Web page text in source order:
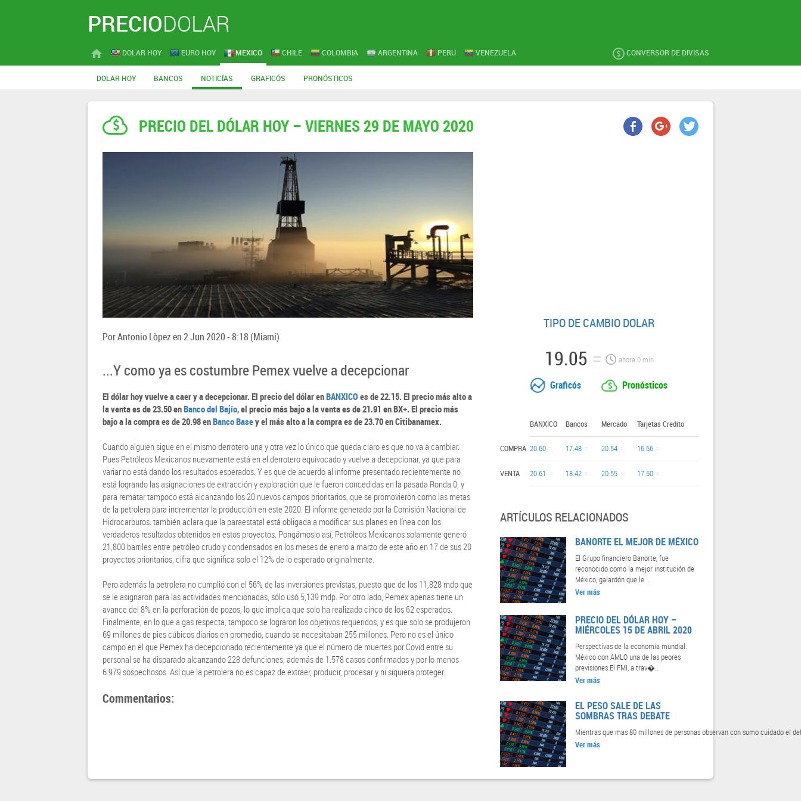
PRECIODOLAR
DOLAR HOY EURO HOY MEXICO CHILE COLOMBIA ARGENTINA PERU VENEZUELA CONVERSOR DE DIVISAS
DOLAR HOY BANCOS NOTICÍAS GRAFICÓS PRONÓSTICOS
PRECIO DEL DÓLAR HOY – VIERNES 29 DE MAYO 2020
PorAntonio Lòpezen2 Jun 2020 - 8:18 (Miami)
...Y como ya es costumbre Pemex vuelve a decepcionar
El dólar hoy vuelve a caer y a decepcionar. El precio del dólar enBANXICO es de 22.15. El precio más alto a
la venta es de 23.50 enBanco del Bajío, el precio más bajo a la venta es de 21.91 en BX+. El precio más
bajo a la compra es de 20.98 enBanco Basey el más alto a la compra es de 23.70 en Citibanamex.
Cuando alguien sigue en el mismo derrotero una y otra vez lo único que queda claro es que no va a cambiar.
Pues Petróleos Mexicanos nuevamente está en el derrotero equivocado y vuelve a decepcionar, ya que para
variar no está dando los resultados esperados. Y es que de acuerdo al informe presentado recientemente no
está logrando las asignaciones de extracción y exploración que le fueron concedidas en la pasada Ronda 0, y
para rematar tampoco está alcanzando los 20 nuevos campos prioritarios, que se promovieron como las metas
de la petrolera para incrementar la producción en este 2020. El informe generado por la Comisión Nacional de
Hidrocarburos. también aclara que la paraestatal está obligada a modificar sus planes en línea con los
verdaderos resultados obtenidos en estos proyectos. Pongámoslo así, Petróleos Mexicanos solamente generó
21,800 barriles entre petróleo crudo y condensados en los meses de enero a marzo de este año en 17 de sus 20
proyectos prioritarios, cifra que significa solo el 12% de lo esperado originalmente.
Pero además la petrolera no cumplió con el 56% de las inversiones previstas, puesto que de los 11,828 mdp que
se le asignaron para las actividades mencionadas, sólo usó 5,139 mdp. Por otro lado, Pemex apenas tiene un
avance del 8% en la perforación de pozos, lo que implica que solo ha realizado cinco de los 62 esperados.
Finalmente, en lo que a gas respecta, tampoco se lograron los objetivos requeridos, y es que solo se produjeron
69 millones de pies cúbicos diarios en promedio, cuando se necesitaban 255 millones. Pero no es el único
campo en el que Pemex ha decepcionado recientemente ya que el número de muertes por Covid entre su
personal se ha disparado alcanzando 228 defunciones, además de 1.578 casos confirmados y por lo menos
6.979 sospechosos. Así que la petrolera no es capaz de extraer, producir, procesar y ni siquiera proteger.
Commentarios:
TIPO DE CAMBIO DOLAR
19.05 ahora 0min
Graficós Pronósticos
BANXICO Bancos Mercado Tarjetas Credito
COMPRA 20.60 17.48 20.54 16.66
VENTA 20.61 18.42 20.55 17.50
ARTÍCULOS RELACIONADOS
BANORTE EL MEJOR DE MÉXICO
El Grupo financiero Banorte, fue
reconocido como la mejor institución de
México, galardón que le ..
Ver más
PRECIO DEL DÓLAR HOY –
MIÉRCOLES 15 DE ABRIL 2020
Perspectivas de la economía mundial:
México con AMLO una de las peores
previsiones El FMI, a trav�..
Ver más
EL PESO SALE DE LAS
SOMBRAS TRAS DEBATE
Mientras que mas 80 millones de personas observan con sumo cuidado el
Ver más